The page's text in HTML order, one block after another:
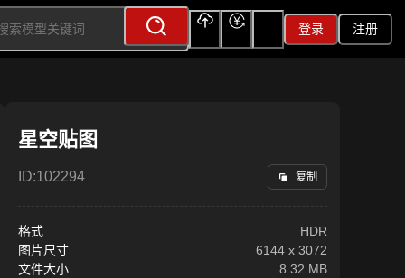
登录 注册
星空贴图
ID:102294 复制
格式
HDR
图片尺寸
6144 x 3072
文件大小
8.32 MB